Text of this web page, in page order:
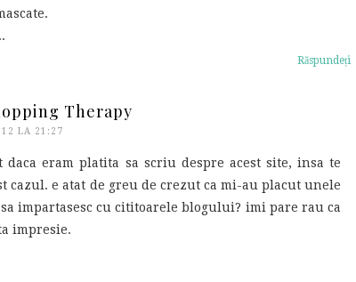
Răspundeți
Therapy
LA 21:27
daca eram platita sa scriu despre acest site, insa te
cazul. e atat de greu de crezut ca mi-au placut unele
impartasesc cu cititoarele blogului? imi pare rau ca
impresie.